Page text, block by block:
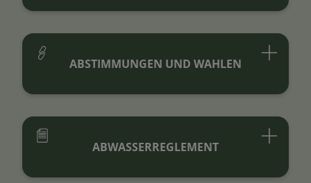
ABSTIMMUNGEN UND WAHLEN
ABWASSERREGLEMENT